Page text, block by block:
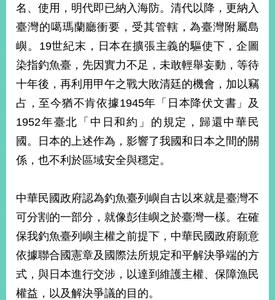
名、使用，明代即已納入海防。清代以降，更納入
臺灣的噶瑪蘭廳衝要，受其管轄，為臺灣附屬島
嶼。19世紀末，日本在擴張主義的驅使下，企圖
染指釣魚臺，先因實力不足，未敢輕舉妄動，等待
十年後，再利用甲午之戰大敗清廷的機會，加以竊
占，至今猶不肯依據1945年「日本降伏文書」及
1952年臺北「中日和約」的規定，歸還中華民
國。日本的上述作為，影響了我國和日本之間的關
係，也不利於區域安全與穩定。
中華民國政府認為釣魚臺列嶼自古以來就是臺灣不
可分割的一部分，就像彭佳嶼之於臺灣一樣。在確
保我釣魚臺列嶼主權之前提下，中華民國政府願意
依據聯合國憲章及國際法所規定和平解決爭端的方
式，與日本進行交涉，以達到維護主權、保障漁民
權益，以及解決爭議的目的。